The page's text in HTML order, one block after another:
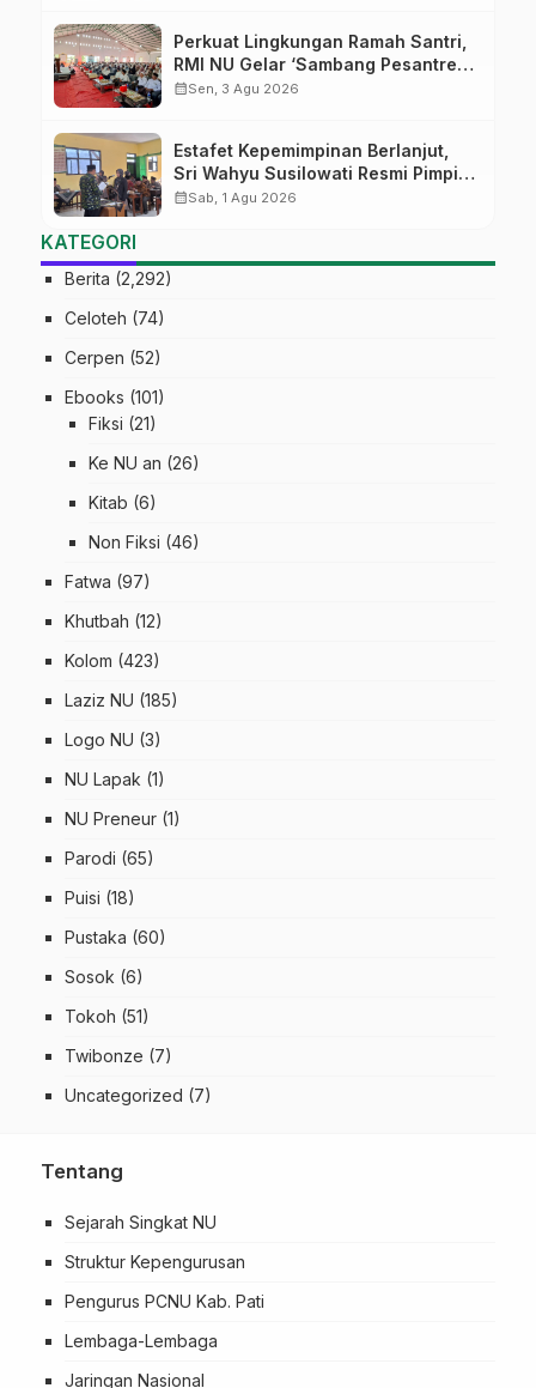
Perkuat Lingkungan Ramah Santri,
RMI NU Gelar ‘Sambang Pesantren’
di Pati
calendar_monthSen, 3 Agu 2026
Estafet Kepemimpinan Berlanjut,
Sri Wahyu Susilowati Resmi Pimpin
MTs Ma’arif Sapuran
calendar_monthSab, 1 Agu 2026
KATEGORI
Berita (2,292)
Celoteh (74)
Cerpen (52)
Ebooks (101)
Fiksi (21)
Ke NU an (26)
Kitab (6)
Non Fiksi (46)
Fatwa (97)
Khutbah (12)
Kolom (423)
Laziz NU (185)
Logo NU (3)
NU Lapak (1)
NU Preneur (1)
Parodi (65)
Puisi (18)
Pustaka (60)
Sosok (6)
Tokoh (51)
Twibonze (7)
Uncategorized (7)
Tentang
Sejarah Singkat NU
Struktur Kepengurusan
Pengurus PCNU Kab. Pati
Lembaga-Lembaga
Jaringan Nasional